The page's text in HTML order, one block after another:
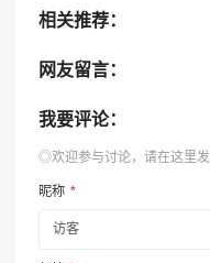
相关推荐：
网友留言：
我要评论：
◎欢迎参与讨论，请在这里发
昵称 *